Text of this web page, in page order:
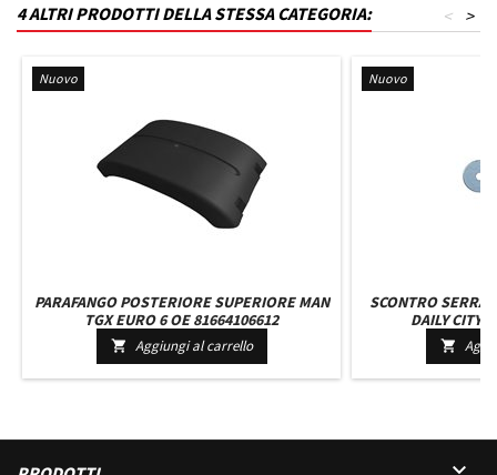
4 ALTRI PRODOTTI DELLA STESSA CATEGORIA: >
<
Nuovo
PARAFANGO POSTERIORE SUPERIORE MAN
TGX EURO 6 OE 81664106612
 Aggiungi al carrello
Nuovo
SCONTRO
DAILY CITY
